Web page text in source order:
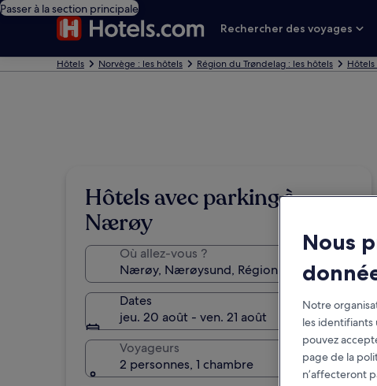
Passer à la section principale
Rechercher des voyages
Hôtels Norvège : les hôtels Région du Trøndelag : les hôtels
Hôtels avec parking à
Nærøy
Où allez-vous ?
Dates
jeu. 20 août - ven. 21 août
Voyageurs
2 personnes, 1 chambre
Nous
Notre
les identifiants
pouvez
page de la
n’affecteront